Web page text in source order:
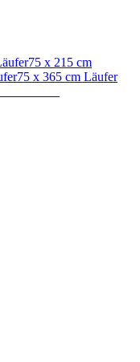
75 x 215 cm
75 x 365 cm Läufer